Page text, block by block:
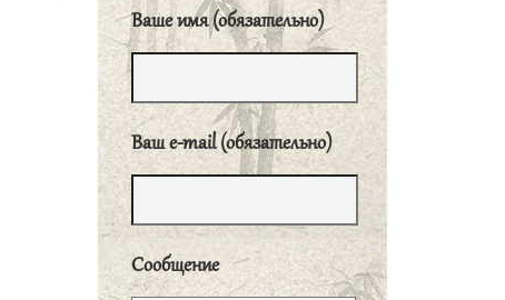
боится веления неба,
великих людей и слов
человек не знает веления
неба и не боится его,
занимающих высокое
положение; оставляет без
внимания слова мудрого
Ваше имя (обязательно)
Ваш e-mail (обязательно)
Сообщение